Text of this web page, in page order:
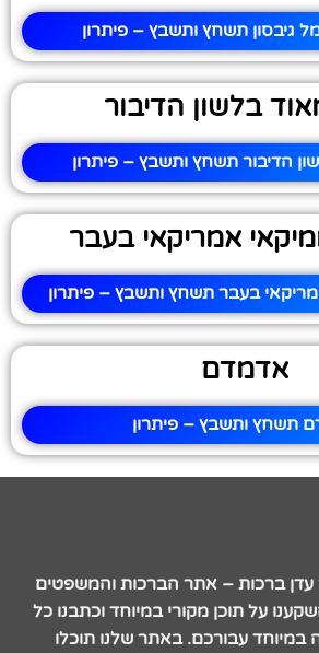
גיבסון תשחץ ותשבץ – פיתרון
בלשון הדיבור
הדיבור תשחץ ותשבץ – פיתרון
אמריקאי בעבר
בעבר תשחץ ותשבץ – פיתרון
אדמדם
תשחץ ותשבץ – פיתרון
ברכות – אתר הברכות והמשפטים
על תוכן מקורי במיוחד וכתבנו כל
עבורכם. באתר שלנו תוכלו